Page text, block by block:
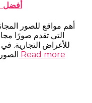
أفضل ١٠ مواقع للصور المجانية برخصة تجارية
أهم مواقع للصور
التي تقدم صورًا
للأغراض التجارية.
Read more